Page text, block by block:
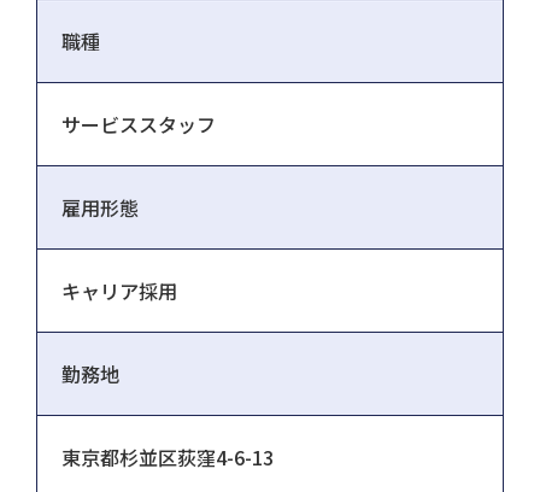
職種
サービススタッフ
雇用形態
キャリア採用
勤務地
東京都杉並区荻窪4-6-13